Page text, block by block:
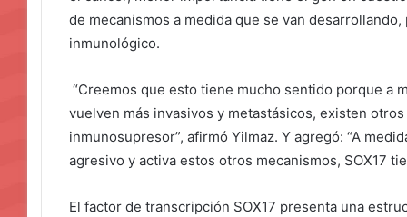
de mecanismos a medida que se van
inmunológico.
“Creemos que esto tiene mucho sentido porque a
vuelven más invasivos y metastásicos, existen
inmunosupresor”, afirmó Yilmaz. Y agregó: “A
agresivo y activa estos otros mecanismos, SOX17
El factor de transcripción SOX17 presenta una